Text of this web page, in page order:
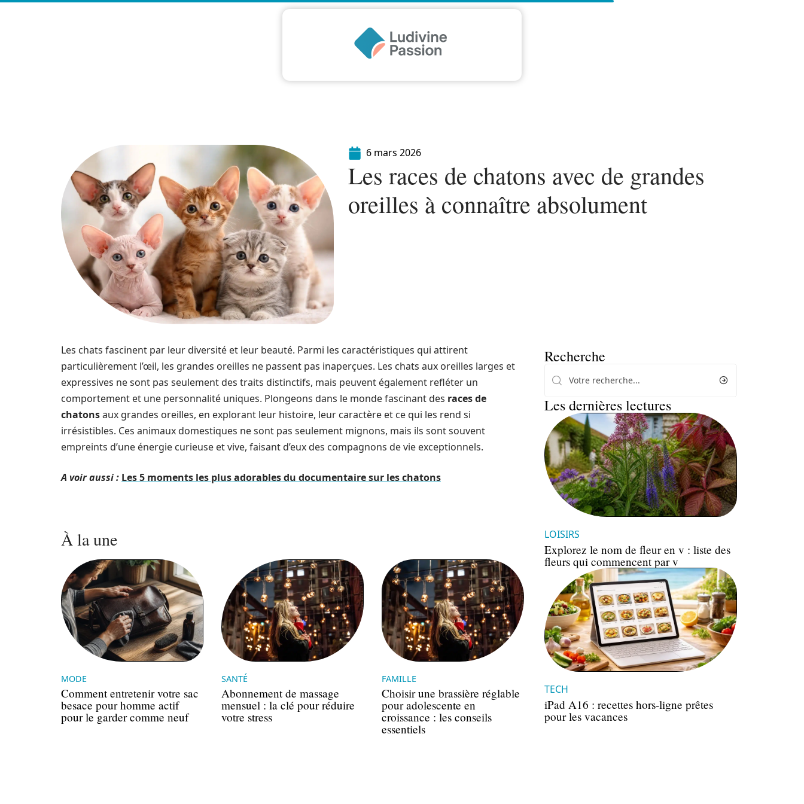
6 mars 2026
Les races de chatons avec de grandes
oreilles à connaître absolument
Les chats fascinent par leur diversité et leur beauté. Parmi les caractéristiques qui attirent
particulièrement l’œil, les grandes oreilles ne passent pas inaperçues. Les chats aux oreilles larges et
expressives ne sont pas seulement des traits distinctifs, mais peuvent également refléter un
comportement et une personnalité uniques. Plongeons dans le monde fascinant des races de
chatonsaux grandes oreilles, en explorant leur histoire, leur caractère et ce qui les rend si
irrésistibles. Ces animaux domestiques ne sont pas seulement mignons, mais ils sont souvent
empreints d’une énergie curieuse et vive, faisant d’eux des compagnons de vie exceptionnels.
A voir aussi : Les 5 moments les plus adorables du documentaire sur les chatons
À la une
MODE
Comment entretenir votre sac
besace pour homme actif
pour le garder comme neuf
SANTÉ
Abonnement de massage
mensuel : la clé pour réduire
votre stress
FAMILLE
Choisir une brassière réglable
pour adolescente en
croissance : les conseils
essentiels
Recherche
Les dernières lectures
LOISIRS
Explorez le nom de fleur en v : liste des
fleurs qui commencent par v
TECH
iPad A16 : recettes hors-ligne prêtes
pour les vacances